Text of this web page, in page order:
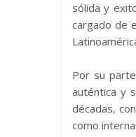
sólida y
cargado de
Por su
auténtica y
décadas,
como